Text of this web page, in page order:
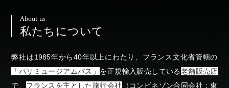
About us
私たちについて
弊社は1985年から40年以上にわたり、フランス文化省管轄の
「パリミュージアムパス」 を正規輸入販売している老舗販売店
で、 フランスを主とした旅行会社 （コンビネゾン合同会社：東